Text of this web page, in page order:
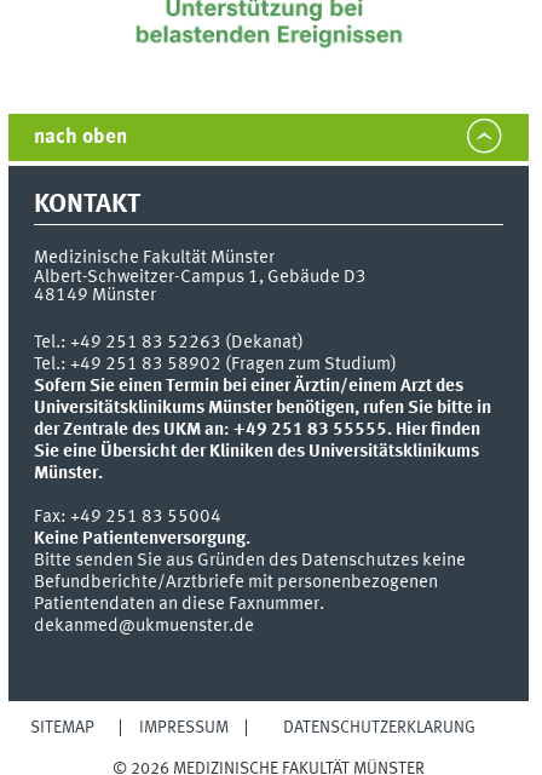
nach oben
KONTAKT
Medizinische Fakultät Münster
Albert-Schweitzer-Campus 1, Gebäude D3
48149 Münster
Tel.:+49 251 83 52263 (Dekanat)
Tel.: +49 251 83 58902 (Fragen zum Studium)
Sofern Sie einen Termin bei einer Ärztin/einem Arzt des
Universitätsklinikums Münster benötigen, rufen Sie bitte in
der Zentrale des UKM an: +49 251 83 55555. Hier finden
Sie eine Übersicht der Kliniken des Universitätsklinikums
Münster.
Fax:+49 251 83 55004
Keine Patientenversorgung.
Bitte senden Sie aus Gründen des Datenschutzes keine
Befundberichte/Arztbriefe mit personenbezogenen
Patientendaten an diese Faxnummer.
dekanmed@ukmuenster.de
SITEMAP IMPRESSUM DATENSCHUTZERKLÄRUNG
© 2026 MEDIZINISCHE FAKULTÄT MÜNSTER